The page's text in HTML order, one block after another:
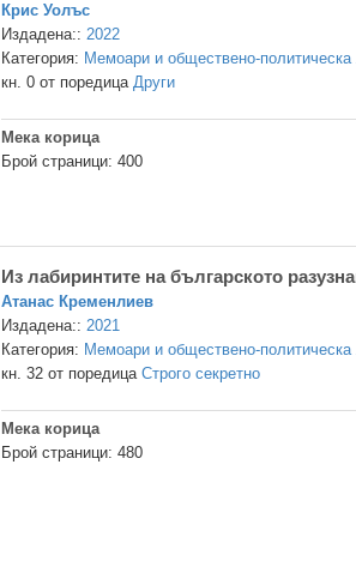
Крис Уолъс
Издадена:: 2022
Категория: Мемоари и обществено-политическа
кн. 0 от поредица Други
Мека корица
Брой страници: 400
Из лабиринтите на българското
Атанас Кременлиев
Издадена:: 2021
Категория: Мемоари и обществено-политическа
кн. 32 от поредица Строго секретно
Мека корица
Брой страници: 480